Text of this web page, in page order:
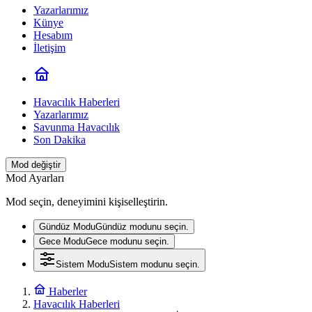
Yazarlarımız
Künye
Hesabım
İletişim
Havacılık Haberleri
Yazarlarımız
Savunma Havacılık
Son Dakika
Mod değiştir
Mod Ayarları
Mod seçin, deneyimini kişiselleştirin.
Gündüz ModuGündüz modunu seçin.
Gece ModuGece modunu seçin.
Sistem ModuSistem modunu seçin.
Haberler
Havacılık Haberleri